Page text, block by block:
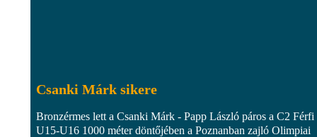
Csanki Márk sikere
Bronzérmes lett a Csanki Márk - Papp László páros a C2 Férfi
U15-U16 1000 méter döntőjében a Poznanban zajló Olimpiai